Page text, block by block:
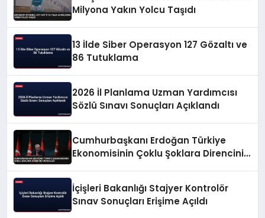
Milyona Yakın Yolcu Taşıdı
13 İlde Siber Operasyon 127 Gözaltı ve
86 Tutuklama
2026 İl Planlama Uzman Yardımcısı
Sözlü Sınavı Sonuçları Açıklandı
Cumhurbaşkanı Erdoğan Türkiye
Ekonomisinin Çoklu Şoklara Direncini
İçişleri Bakanlığı Stajyer Kontrolör
Sınav Sonuçları Erişime Açıldı